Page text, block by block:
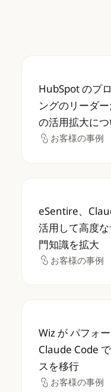
HubSpot の
HubSpot のプ
ングのリーダ
の活用拡大に
お客様の事例
お客様の事例
eSentire、
eSentire、
活用して高度
門知識を拡大
お客様の事例
お客様の事例
Wiz が パフ
Wiz が パフォ
Claude Code
スを移行
お客様の事例
お客様の事例